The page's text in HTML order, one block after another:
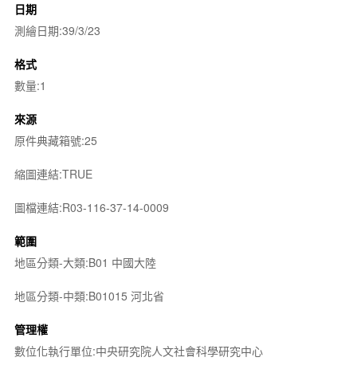
日期
測繪日期:39/3/23
格式
數量:1
來源
原件典藏箱號:25
縮圖連結:TRUE
圖檔連結:R03-116-37-14-0009
範圍
地區分類-大類:B01 中國大陸
地區分類-中類:B01015 河北省
管理權
數位化執行單位:中央研究院人文社會科學研究中心